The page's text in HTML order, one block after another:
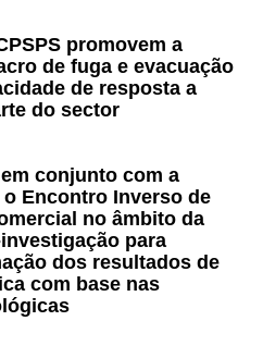
promovem a
de fuga e evacuação
de resposta a
do sector
em conjunto com a
Encontro Inverso de
no âmbito da
para
dos resultados de
com base nas